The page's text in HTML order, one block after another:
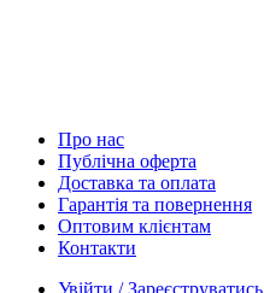
Про нас
Публічна оферта
Доставка та оплата
Гарантія та повернення
Оптовим клієнтам
Контакти
Увійти / Зареєструватись